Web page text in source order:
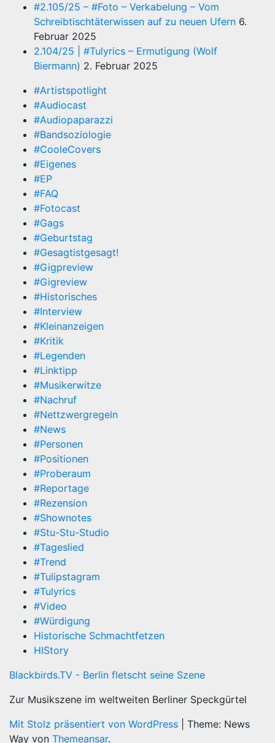
#2.105/25 – #Foto – Verkabelung – Vom
Schreibtischtäterwissen auf zu neuen Ufern 6.
Februar 2025
2.104/25 | #Tulyrics – Ermutigung (Wolf
Biermann) 2. Februar 2025
#Artistspotlight
#Audiocast
#Audiopaparazzi
#Bandsoziologie
#CooleCovers
#Eigenes
#EP
#FAQ
#Fotocast
#Gags
#Geburtstag
#Gesagtistgesagt!
#Gigpreview
#Gigreview
#Historisches
#Interview
#Kleinanzeigen
#Kritik
#Legenden
#Linktipp
#Musikerwitze
#Nachruf
#Nettzwergregeln
#News
#Personen
#Positionen
#Proberaum
#Reportage
#Rezension
#Shownotes
#Stu-Stu-Studio
#Tageslied
#Trend
#Tulipstagram
#Tulyrics
#Video
#Würdigung
Historische Schmachtfetzen
HIStory
Blackbirds.TV - Berlin fletscht seine Szene
Zur Musikszene im weltweiten Berliner Speckgürtel
Mit Stolz präsentiert von WordPress
Theme: News
Way von Themeansar.